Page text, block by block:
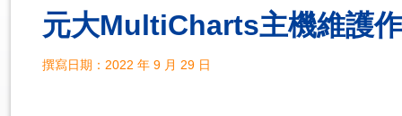
元大MultiCharts主機維護
撰寫日期：2022 年 9 月 29 日